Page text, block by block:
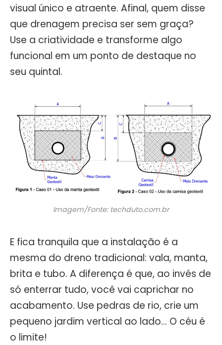
visual único e atraente. Afinal, quem disse
que drenagem precisa ser sem graça?
Use a criatividade e transforme algo
funcional em um ponto de destaque no
seu quintal.
Imagem/Fonte: techduto.com.br
E fica tranquila que a instalação é a
mesma do dreno tradicional: vala, manta,
brita e tubo. A diferença é que, ao invés de
só enterrar tudo, você vai caprichar no
acabamento. Use pedras de rio, crie um
pequeno jardim vertical ao lado… O céu é
o limite!